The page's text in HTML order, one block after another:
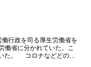
行政を司る厚生労働省を
働省に分かれていた。こ
た。 コロナなどどの感